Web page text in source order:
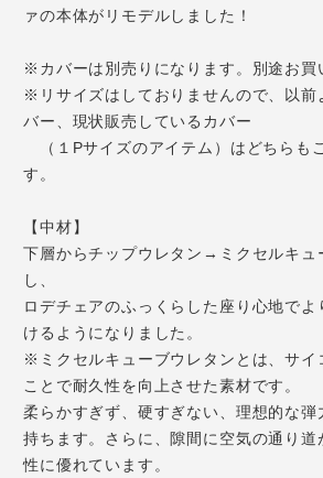
ァの本体がリモデルしました！
※カバーは別売りになります。別途お
※リサイズはしておりませんので、以前
バー、現状販売しているカバー
（１Pサイズのアイテム）はどちらも
す。
【中材】
下層からチップウレタン→ミクセルキュ
し、
ロデチェアのふっくらした座り心地でよ
けるようになりました。
※ミクセルキューブウレタンとは、サイ
ことで耐久性を向上させた素材です。
柔らかすぎず、硬すぎない、理想的な弾
持ちます。さらに、隙間に空気の通り道
性に優れています。